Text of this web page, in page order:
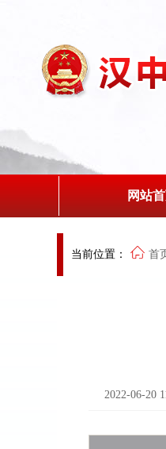
网站
当前位置： 首
2022-06-20